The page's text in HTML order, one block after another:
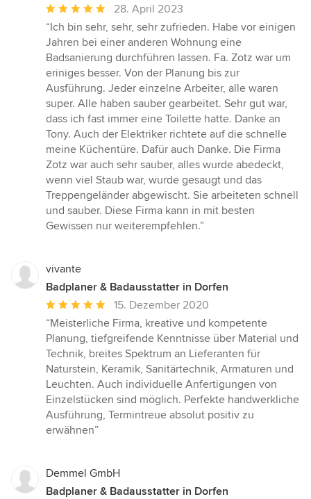
Durchschnittliche
Bewertung:
5
von
5
Sternen
28. April 2023
“Ich bin sehr, sehr, sehr zufrieden. Habe vor einigen
Jahren bei einer anderen Wohnung eine
Badsanierung durchführen lassen. Fa. Zotz war um
eriniges besser. Von der Planung bis zur
Ausführung. Jeder einzelne Arbeiter, alle waren
super. Alle haben sauber gearbeitet. Sehr gut war,
dass ich fast immer eine Toilette hatte. Danke an
Tony. Auch der Elektriker richtete auf die schnelle
meine Küchentüre. Dafür auch Danke. Die Firma
Zotz war auch sehr sauber, alles wurde abedeckt,
wenn viel Staub war, wurde gesaugt und das
Treppengeländer abgewischt. Sie arbeiteten schnell
und sauber. Diese Firma kann in mit besten
Gewissen nur weiterempfehlen.”
vivante
Badplaner & Badausstatter in Dorfen
Durchschnittliche
Bewertung:
5
von
5
Sternen
15. Dezember 2020
“Meisterliche Firma, kreative und kompetente
Planung, tiefgreifende Kenntnisse über Material und
Technik, breites Spektrum an Lieferanten für
Naturstein, Keramik, Sanitärtechnik, Armaturen und
Leuchten. Auch individuelle Anfertigungen von
Einzelstücken sind möglich. Perfekte handwerkliche
Ausführung, Termintreue absolut positiv zu
erwähnen”
Demmel GmbH
Badplaner & Badausstatter in Dorfen